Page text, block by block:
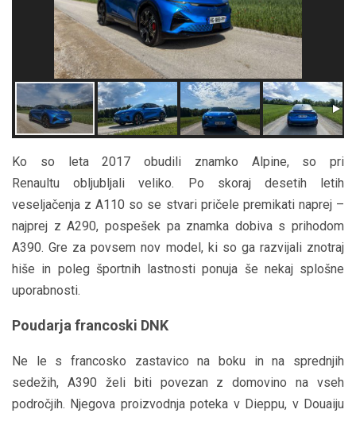
Ko so leta 2017 obudili znamko Alpine, so pri
Renaultu obljubljali veliko. Po skoraj desetih letih
veseljačenja z A110 so se stvari pričele premikati naprej –
najprej z A290, pospešek pa znamka dobiva s prihodom
A390. Gre za povsem nov model, ki so ga razvijali znotraj
hiše in poleg športnih lastnosti ponuja še nekaj splošne
uporabnosti.
Poudarja francoski DNK
Ne le s francosko zastavico na boku in na sprednjih
sedežih, A390 želi biti povezan z domovino na vseh
področjih. Njegova proizvodnja poteka v Dieppu, v Douaiju